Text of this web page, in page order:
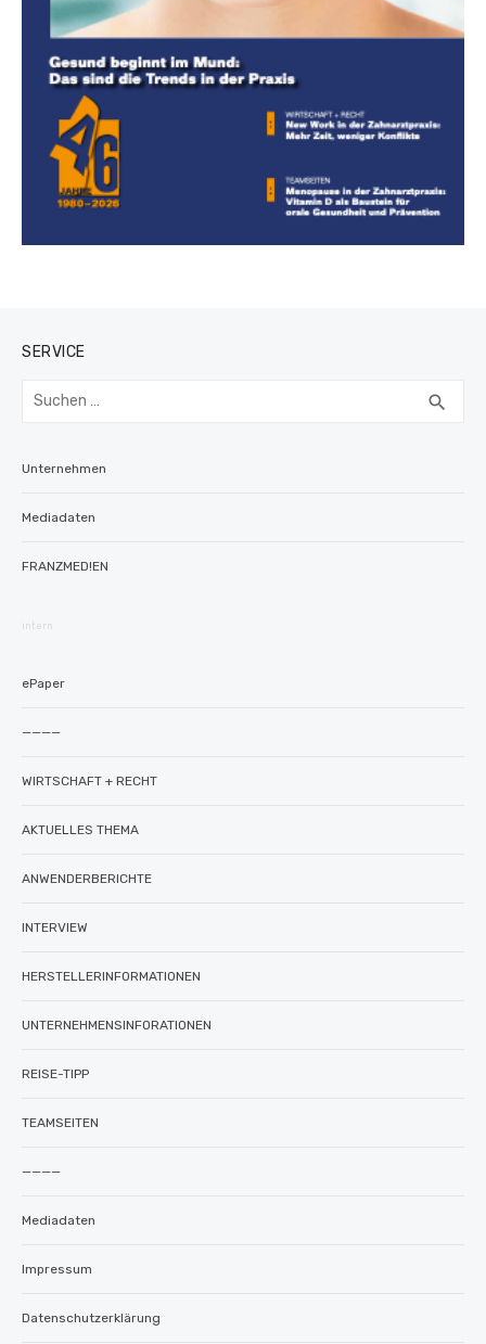
SERVICE
Suchen
search
Unternehmen
Mediadaten
FRANZMED!EN
intern
ePaper
————
WIRTSCHAFT + RECHT
AKTUELLES THEMA
ANWENDERBERICHTE
INTERVIEW
HERSTELLERINFORMATIONEN
UNTERNEHMENSINFORATIONEN
REISE-TIPP
TEAMSEITEN
————
Mediadaten
Impressum
Datenschutzerklärung